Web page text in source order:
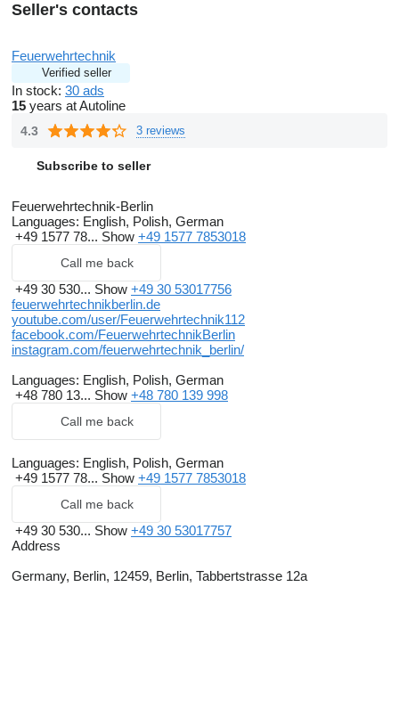
Seller's contacts
Feuerwehrtechnik
Verified seller
In stock: 30 ads
15 years at Autoline
4.3 3 reviews
Subscribe to seller
Feuerwehrtechnik-Berlin
Languages: English, Polish, German
+49 1577 78... Show +49 1577 7853018
Call me back
+49 30 530... Show +49 30 53017756
feuerwehrtechnikberlin.de
youtube.com/user/Feuerwehrtechnik112
facebook.com/FeuerwehrtechnikBerlin
instagram.com/feuerwehrtechnik_berlin/
Languages: English, Polish, German
+48 780 13... Show +48 780 139 998
Call me back
Languages: English, Polish, German
+49 1577 78... Show +49 1577 7853018
Call me back
+49 30 530... Show +49 30 53017757
Address
Germany, Berlin, 12459, Berlin, Tabbertstrasse 12a